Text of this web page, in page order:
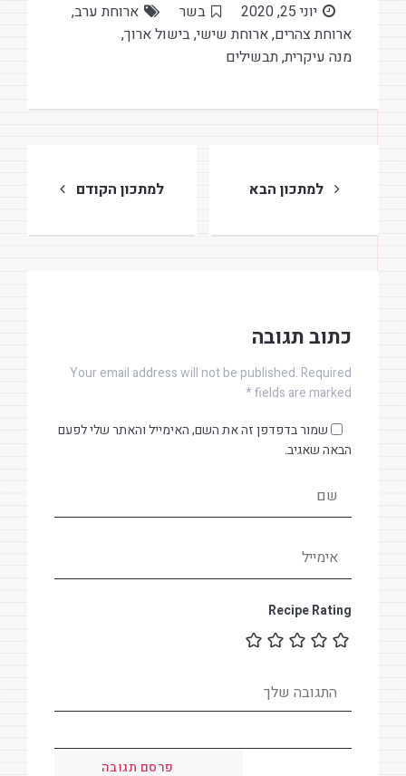
יוני 25, 2020 בשר ארוחת ערב,
ארוחת צהרים,ארוחת שישי,בישול ארוך,
מנה עיקרית,תבשילים
ניווט
למתכון הקודם למתכון הבא
כתוב תגובה
Your email address will not be published. Required
fields are marked *
שמור בדפדפן זה את השם, האימייל והאתר שלי לפעם
הבאה שאגיב.
Recipe Rating